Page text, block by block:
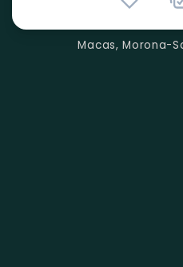
Macas, Morona-